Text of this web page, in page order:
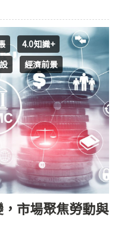
4.0知識+
經濟前景
市場聚焦勞動與